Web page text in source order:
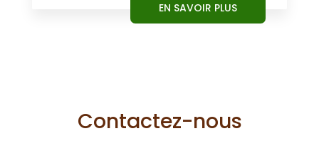
EN SAVOIR PLUS
Contactez-nous